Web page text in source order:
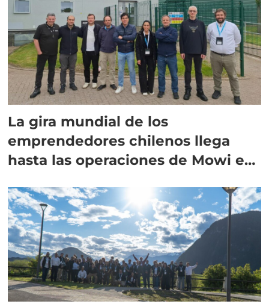
La gira mundial de los
emprendedores chilenos llega
hasta las operaciones de Mowi en